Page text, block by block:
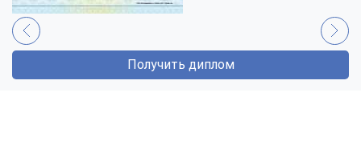
Получить диплом